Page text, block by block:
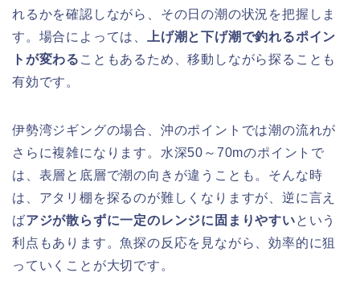
れるかを確認しながら、その日の潮の状況を把握しま
す。場合によっては、
上げ潮と下げ潮で釣れるポイン
トが変わる こともあるため、移動しながら探ることも
有効です。
伊勢湾ジギングの場合、沖のポイントでは潮の流れが
さらに複雑になります。水深50～70mのポイントで
は、表層と底層で潮の向きが違うことも。そんな時
は、アタリ棚を探るのが難しくなりますが、逆に言え
ばアジが散らずに一定のレンジに固まりやすいという
利点もあります。魚探の反応を見ながら、効率的に狙
っていくことが大切です。